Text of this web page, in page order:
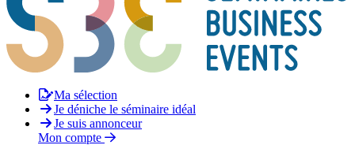
Ma sélection
Je déniche le séminaire idéal
Je suis annonceur
Mon compte